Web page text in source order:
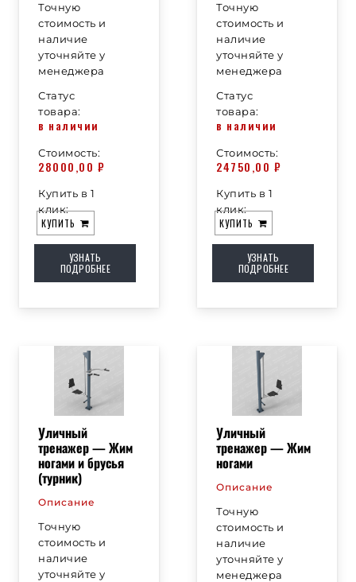
Точную
стоимость и
наличие
уточняйте у
менеджера
Статус
товара:
в наличии
Стоимость:
28000,00 ₽
Купить в 1
клик:
КУПИТЬ
УЗНАТЬ
ПОДРОБНЕЕ
Точную
стоимость и
наличие
уточняйте у
менеджера
Статус
товара:
в наличии
Стоимость:
24750,00 ₽
Купить в 1
клик:
КУПИТЬ
УЗНАТЬ
ПОДРОБНЕЕ
Уличный
тренажер — Жим
ногами и брусья
(турник)
Описание
Точную
стоимость и
наличие
уточняйте у
Уличный
тренажер — Жим
ногами
Описание
Точную
стоимость и
наличие
уточняйте у
менеджера